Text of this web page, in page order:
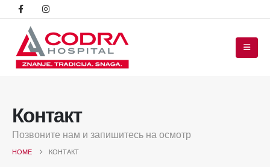
Контакт
Позвоните нам и запишитесь на осмотр
HOME КОНТАКТ